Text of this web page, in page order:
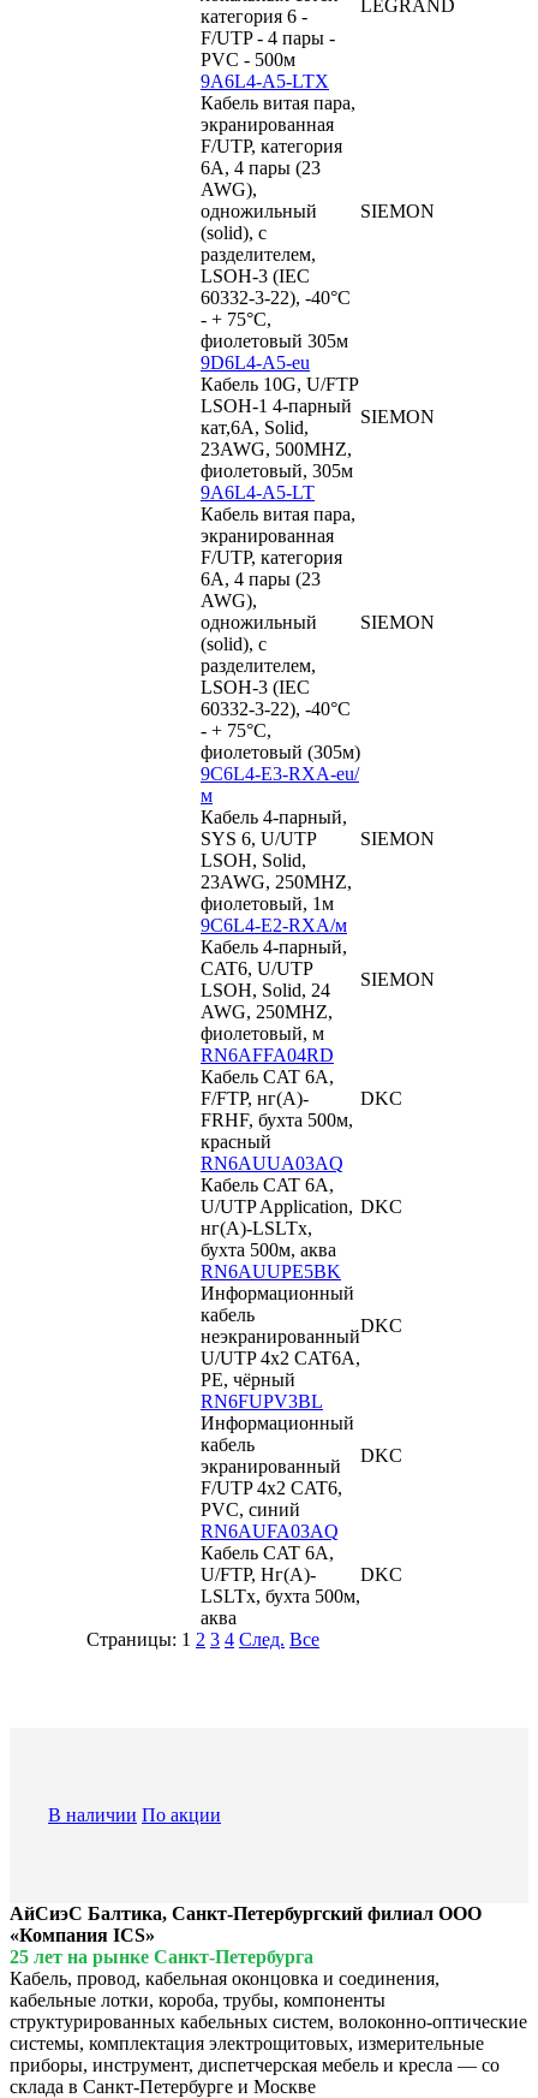
категория 6 -
F/UTP - 4 пары -
PVC - 500м
LEGRAND
9A6L4-A5-LTX
Кабель витая пара,
экранированная
F/UTP, категория
6A, 4 пары (23
AWG),
одножильный
(solid), с
разделителем,
LSOH-3 (IEC
60332-3-22), -40°C
- + 75°C,
фиолетовый 305м
SIEMON
9D6L4-A5-eu
Кабель 10G, U/FTP
LSOH-1 4-парный
кат,6A, Solid,
23AWG, 500MHZ,
фиолетовый, 305м
SIEMON
9A6L4-A5-LT
Кабель витая пара,
экранированная
F/UTP, категория
6A, 4 пары (23
AWG),
одножильный
(solid), с
разделителем,
LSOH-3 (IEC
60332-3-22), -40°C
- + 75°C,
фиолетовый (305м)
SIEMON
9C6L4-E3-RXA-eu/
м
Кабель 4-парный,
SYS 6, U/UTP
LSOH, Solid,
23AWG, 250MHZ,
фиолетовый, 1м
SIEMON
9C6L4-E2-RXA/м
Кабель 4-парный,
CAT6, U/UTP
LSOH, Solid, 24
AWG, 250MHZ,
фиолетовый, м
SIEMON
RN6AFFA04RD
Кабель CAT 6A,
F/FTP, нг(А)-
FRHF, бухта 500м,
красный
DKC
RN6AUUA03AQ
Кабель CAT 6A,
U/UTP Application,
нг(А)-LSLTx,
бухта 500м, аква
DKC
RN6AUUPE5BK
Информационный
кабель
неэкранированный
U/UTP 4х2 CAT6A,
PE, чёрный
DKC
RN6FUPV3BL
Информационный
кабель
экранированный
F/UTP 4х2 CAT6,
PVC, синий
DKC
RN6AUFA03AQ
Кабель CAT 6A,
U/FTP, Hг(A)-
LSLTx, бухта 500м,
аква
DKC
Страницы: 1 2 3 4 След. Все
В наличии По акции
АйСиэС Балтика, Санкт-Петербургский филиал ООО
«Компания ICS»
25 лет на рынке Санкт-Петербурга
Кабель, провод, кабельная оконцовка и соединения,
кабельные лотки, короба, трубы, компоненты
структурированных кабельных систем, волоконно-оптические
системы, комплектация электрощитовых, измерительные
приборы, инструмент, диспетчерская мебель и кресла — со
склада в Санкт-Петербурге и Москве